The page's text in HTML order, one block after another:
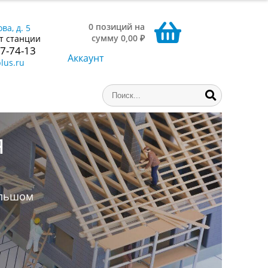
д. 5
станции
74-13
0 позиций на
сумму 0,00 ₽
Аккаунт